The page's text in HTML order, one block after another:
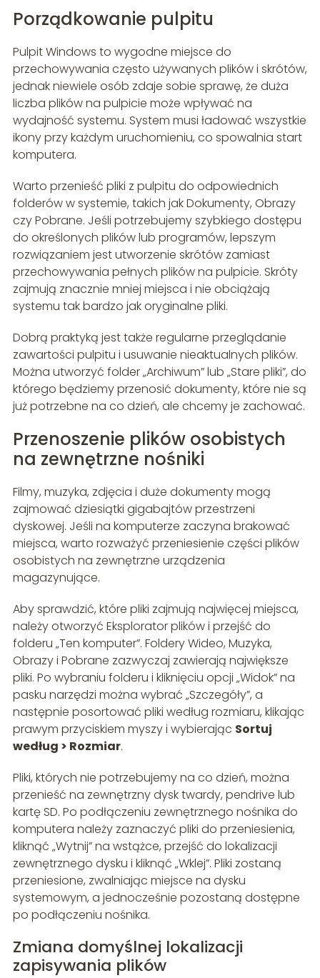
Porządkowanie pulpitu
Pulpit Windows to wygodne miejsce do
przechowywania często używanych plików i skrótów,
jednak niewiele osób zdaje sobie sprawę, że duża
liczba plików na pulpicie może wpływać na
wydajność systemu. System musi ładować wszystkie
ikony przy każdym uruchomieniu, co spowalnia start
komputera.
Warto przenieść pliki z pulpitu do odpowiednich
folderów w systemie, takich jak Dokumenty, Obrazy
czy Pobrane. Jeśli potrzebujemy szybkiego dostępu
do określonych plików lub programów, lepszym
rozwiązaniem jest utworzenie skrótów zamiast
przechowywania pełnych plików na pulpicie. Skróty
zajmują znacznie mniej miejsca i nie obciążają
systemu tak bardzo jak oryginalne pliki.
Dobrą praktyką jest także regularne przeglądanie
zawartości pulpitu i usuwanie nieaktualnych plików.
Można utworzyć folder „Archiwum” lub „Stare pliki”, do
którego będziemy przenosić dokumenty, które nie są
już potrzebne na co dzień, ale chcemy je zachować.
Przenoszenie plików osobistych
na zewnętrzne nośniki
Filmy, muzyka, zdjęcia i duże dokumenty mogą
zajmować dziesiątki gigabajtów przestrzeni
dyskowej. Jeśli na komputerze zaczyna brakować
miejsca, warto rozważyć przeniesienie części plików
osobistych na zewnętrzne urządzenia
magazynujące.
Aby sprawdzić, które pliki zajmują najwięcej miejsca,
należy otworzyć Eksplorator plików i przejść do
folderu „Ten komputer”. Foldery Wideo, Muzyka,
Obrazy i Pobrane zazwyczaj zawierają największe
pliki. Po wybraniu folderu i kliknięciu opcji „Widok” na
pasku narzędzi można wybrać „Szczegóły”, a
następnie posortować pliki według rozmiaru, klikając
prawym przyciskiem myszy i wybierając Sortuj
według > Rozmiar.
Pliki, których nie potrzebujemy na co dzień, można
przenieść na zewnętrzny dysk twardy, pendrive lub
kartę SD. Po podłączeniu zewnętrznego nośnika do
komputera należy zaznaczyć pliki do przeniesienia,
kliknąć „Wytnij” na wstążce, przejść do lokalizacji
zewnętrznego dysku i kliknąć „Wklej”. Pliki zostaną
przeniesione, zwalniając miejsce na dysku
systemowym, a jednocześnie pozostaną dostępne
po podłączeniu nośnika.
Zmiana domyślnej lokalizacji
zapisywania plików